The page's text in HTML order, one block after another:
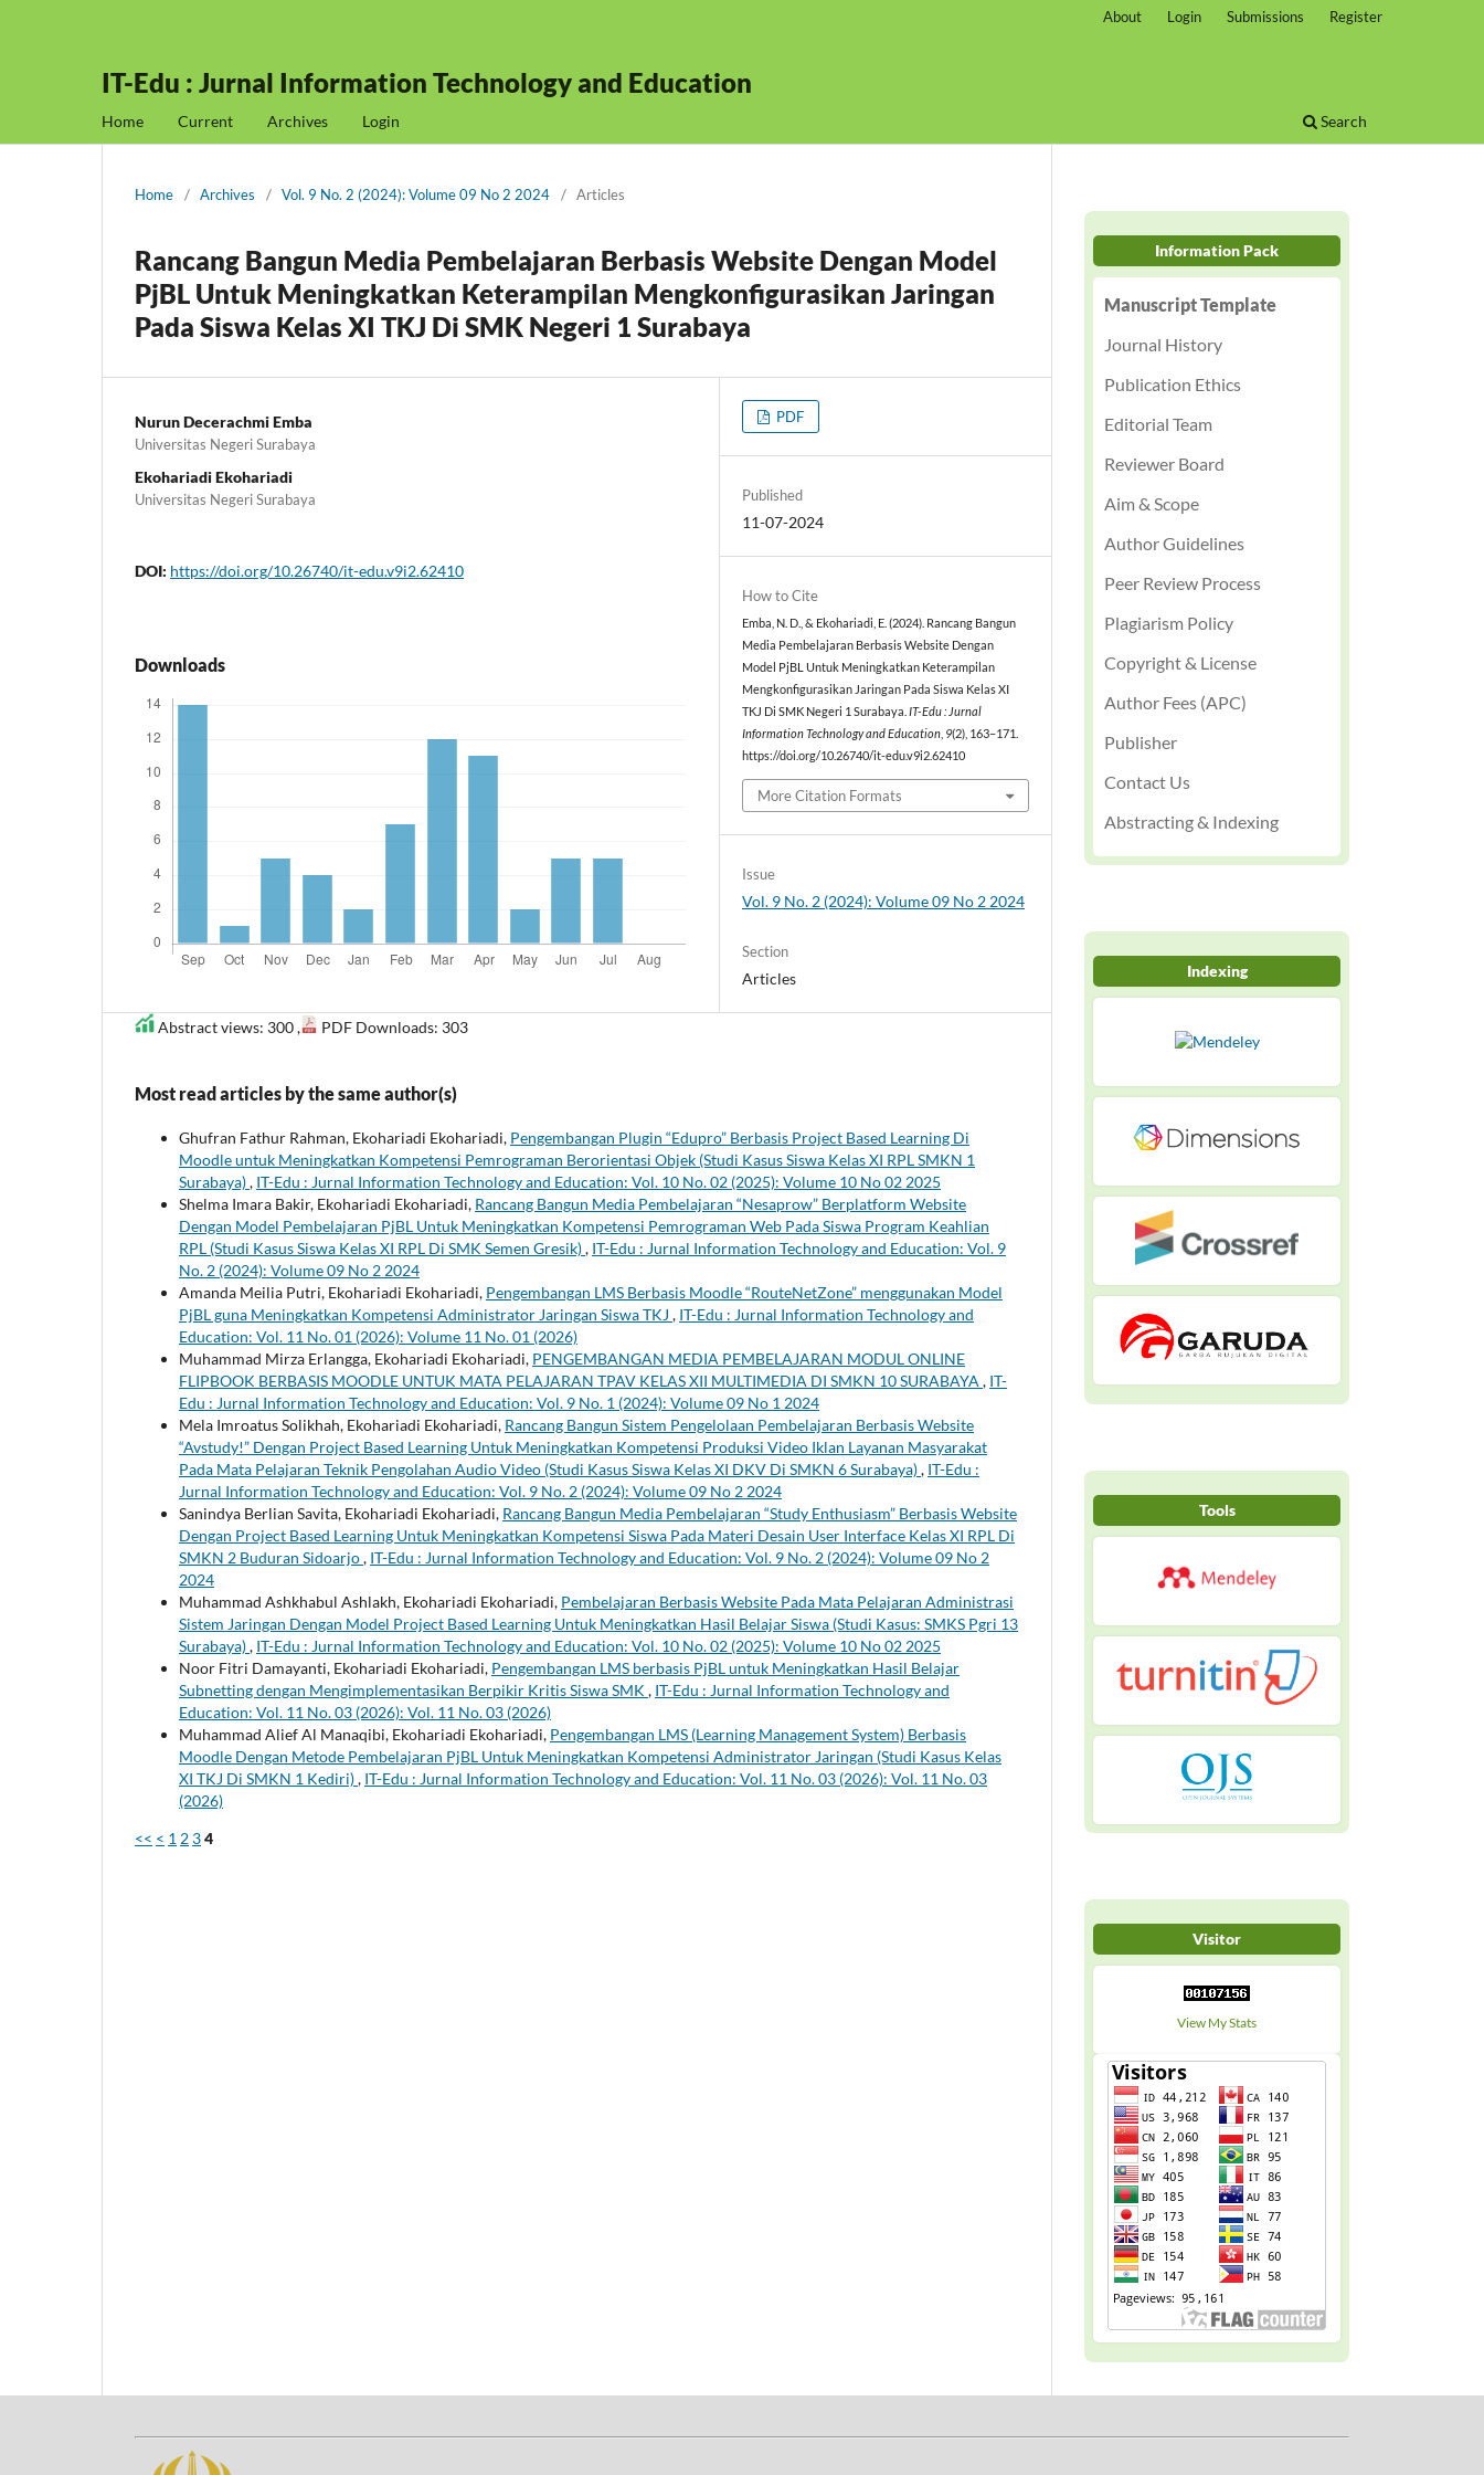
IT-Edu : Jurnal Information Technology and Education
Home Current Archives Login Search
About Login Submissions Register
Home / Archives / Vol. 9 No. 2 (2024): Volume 09 No 2 2024 / Articles
Rancang Bangun Media Pembelajaran Berbasis Website Dengan Model
PjBL Untuk Meningkatkan Keterampilan Mengkonfigurasikan Jaringan
Pada Siswa Kelas XI TKJ Di SMK Negeri 1 Surabaya
Nurun Decerachmi Emba
Universitas Negeri Surabaya
Ekohariadi Ekohariadi
Universitas Negeri Surabaya
DOI: https://doi.org/10.26740/it-edu.v9i2.62410
Downloads
PDF
Published
11-07-2024
How to Cite
Emba, N. D., & Ekohariadi, E. (2024). Rancang Bangun
Media Pembelajaran Berbasis Website Dengan
Model PjBL Untuk Meningkatkan Keterampilan
Mengkonfigurasikan Jaringan Pada Siswa Kelas XI
TKJ Di SMK Negeri 1 Surabaya.IT-Edu : Jurnal
Information Technology and Education 9(2), 163–171.
https://doi.org/10.26740/it-edu.v9i2.62410
More Citation Formats
Issue
Vol. 9 No. 2 (2024): Volume 09 No 2 2024
Section
Articles
Abstract views: 300 , PDF Downloads: 303
Most read articles by the same author(s)
Ghufran Fathur Rahman, Ekohariadi Ekohariadi, Pengembangan Plugin “Edupro” Berbasis Project Based Learning Di
Moodle untuk Meningkatkan Kompetensi Pemrograman Berorientasi Objek (Studi Kasus Siswa Kelas XI RPL SMKN 1
Surabaya), IT-Edu : Jurnal Information Technology and Education: Vol. 10 No. 02 (2025): Volume 10 No 02 2025
Shelma Imara Bakir, Ekohariadi Ekohariadi, Rancang Bangun Media Pembelajaran “Nesaprow” Berplatform Website
Dengan Model Pembelajaran PjBL Untuk Meningkatkan Kompetensi Pemrograman Web Pada Siswa Program Keahlian
RPL (Studi Kasus Siswa Kelas XI RPL Di SMK Semen Gresik), IT-Edu : Jurnal Information Technology and Education: Vol. 9
No. 2 (2024): Volume 09 No 2 2024
Amanda Meilia Putri, Ekohariadi Ekohariadi, Pengembangan LMS Berbasis Moodle “RouteNetZone” menggunakan Model
PjBL guna Meningkatkan Kompetensi Administrator Jaringan Siswa TKJ , IT-Edu : Jurnal Information Technology and
Education: Vol. 11 No. 01 (2026): Volume 11 No. 01 (2026)
Muhammad Mirza Erlangga, Ekohariadi Ekohariadi, PENGEMBANGAN MEDIA PEMBELAJARAN MODUL ONLINE
FLIPBOOK BERBASIS MOODLE UNTUK MATA PELAJARAN TPAV KELAS XII MULTIMEDIA DI SMKN 10 SURABAYA , IT-
Edu : Jurnal Information Technology and Education: Vol. 9 No. 1 (2024): Volume 09 No 1 2024
Mela Imroatus Solikhah, Ekohariadi Ekohariadi, Rancang Bangun Sistem Pengelolaan Pembelajaran Berbasis Website
“Avstudy!” Dengan Project Based Learning Untuk Meningkatkan Kompetensi Produksi Video Iklan Layanan Masyarakat
Pada Mata Pelajaran Teknik Pengolahan Audio Video (Studi Kasus Siswa Kelas XI DKV Di SMKN 6 Surabaya), IT-Edu :
Jurnal Information Technology and Education: Vol. 9 No. 2 (2024): Volume 09 No 2 2024
Sanindya Berlian Savita, Ekohariadi Ekohariadi, Rancang Bangun Media Pembelajaran “Study Enthusiasm” Berbasis Website
Dengan Project Based Learning Untuk Meningkatkan Kompetensi Siswa Pada Materi Desain User Interface Kelas XI RPL Di
SMKN 2 Buduran Sidoarjo, IT-Edu : Jurnal Information Technology and Education: Vol. 9 No. 2 (2024): Volume 09 No 2
2024
Muhammad Ashkhabul Ashlakh, Ekohariadi Ekohariadi, Pembelajaran Berbasis Website Pada Mata Pelajaran Administrasi
Sistem Jaringan Dengan Model Project Based Learning Untuk Meningkatkan Hasil Belajar Siswa (Studi Kasus: SMKS Pgri 13
Surabaya), IT-Edu : Jurnal Information Technology and Education: Vol. 10 No. 02 (2025): Volume 10 No 02 2025
Noor Fitri Damayanti, Ekohariadi Ekohariadi, Pengembangan LMS berbasis PjBL untuk Meningkatkan Hasil Belajar
Subnetting dengan Mengimplementasikan Berpikir Kritis Siswa SMK , IT-Edu : Jurnal Information Technology and
Education: Vol. 11 No. 03 (2026): Vol. 11 No. 03 (2026)
Muhammad Alief Al Manaqibi, Ekohariadi Ekohariadi, Pengembangan LMS (Learning Management System) Berbasis
Moodle Dengan Metode Pembelajaran PjBL Untuk Meningkatkan Kompetensi Administrator Jaringan (Studi Kasus Kelas
XI TKJ Di SMKN 1 Kediri), IT-Edu : Jurnal Information Technology and Education: Vol. 11 No. 03 (2026): Vol. 11 No. 03
(2026)
<< < 1 2 34
Information Pack
Manuscript Template
Journal History
Publication Ethics
Editorial Team
Reviewer Board
Aim & Scope
Author Guidelines
Peer Review Process
Plagiarism Policy
Copyright & License
Author Fees (APC)
Publisher
Contact Us
Abstracting & Indexing
Indexing
Tools
Visitor
View My Stats